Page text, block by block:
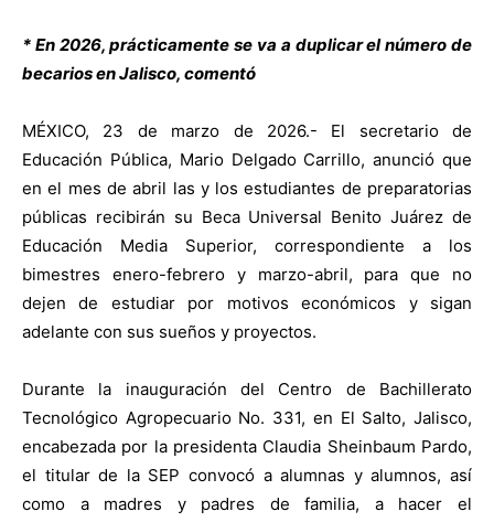
* En 2026, prácticamente se va a duplicar el número de
becarios en Jalisco, comentó
MÉXICO, 23 de marzo de 2026.- El secretario de
Educación Pública, Mario Delgado Carrillo, anunció que
en el mes de abril las y los estudiantes de preparatorias
públicas recibirán su Beca Universal Benito Juárez de
Educación Media Superior, correspondiente a los
bimestres enero-febrero y marzo-abril, para que no
dejen de estudiar por motivos económicos y sigan
adelante con sus sueños y proyectos.
Durante la inauguración del Centro de Bachillerato
Tecnológico Agropecuario No. 331, en El Salto, Jalisco,
encabezada por la presidenta Claudia Sheinbaum Pardo,
el titular de la SEP convocó a alumnas y alumnos, así
como a madres y padres de familia, a hacer el